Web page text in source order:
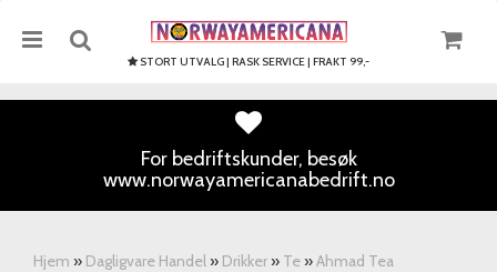
STORT UTVALG | RASK SERVICE | FRAKT 99,-
For bedriftskunder, besøk
www.norwayamericanabedrift.no
Hjem » Dagligvare Handel » Drikker » Te »Ahmad Tea